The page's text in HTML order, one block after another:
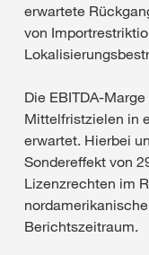
erwartete
von
Die EBITDA-
Mittelfristzielen in
erwartet. Hierbei
Sondereffekt von
Lizenzrechten im
Berichtszeitraum.